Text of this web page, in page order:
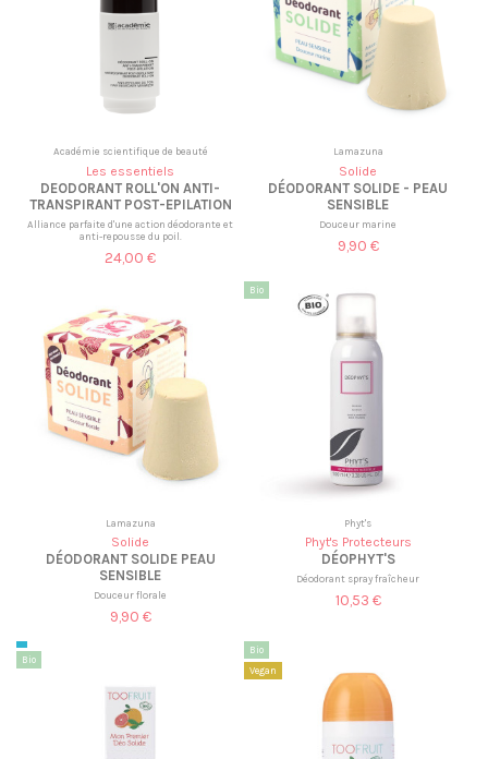
Académie scientifique de beauté
Les essentiels
DEODORANT ROLL'ON ANTI-
TRANSPIRANT POST-EPILATION
Alliance parfaite d'une action déodorante et
anti-repousse du poil.
24,00 €
Lamazuna
Solide
DÉODORANT SOLIDE - PEAU
SENSIBLE
Douceur marine
9,90 €
Lamazuna
Solide
DÉODORANT SOLIDE PEAU
SENSIBLE
Douceur florale
9,90 €
Bio
Phyt's
Phyt's Protecteurs
DÉOPHYT'S
Déodorant spray fraîcheur
10,53 €
Bio
Bio
Vegan